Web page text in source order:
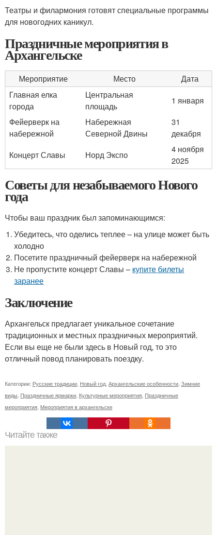
Театры и филармония готовят специальные программы
для новогодних каникул.
Праздничные мероприятия в
Архангельске
Мероприятие Место
Дата
Главная елка
города
Центральная
площадь
1 января
Фейерверк на
набережной
Набережная
Северной Двины
31
декабря
Концерт Славы
Норд Экспо
4 ноября
2025
Советы для незабываемого Нового
года
Чтобы ваш праздник был запоминающимся:
Убедитесь, что оделись теплее – на улице может быть
холодно
Посетите праздничный фейерверк на набережной
Не пропустите концерт Славы – купите билеты
заранее
Заключение
Архангельск предлагает уникальное сочетание
традиционных и местных праздничных мероприятий.
Если вы еще не были здесь в Новый год, то это
отличный повод планировать поездку.
Категории: Русские традиции Новый год Архангельские особенности Зимние
виды Праздничные ярмарки Культурные мероприятия Праздничные
мероприятия Мероприятия в архангельске
Читайте также